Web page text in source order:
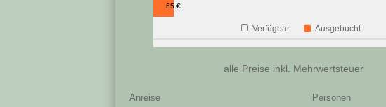
65 €
Verfügbar Ausgebucht
alle Preise inkl. Mehrwertsteuer
Anreise Personen